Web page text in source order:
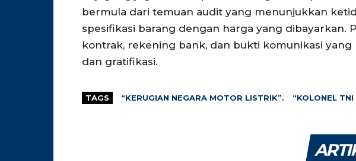
bermula dari temuan audit yang menunjukkan
spesifikasi barang dengan harga yang dibayarkan.
kontrak, rekening bank, dan bukti komunikasi
dan gratifikasi.
TAGS “KERUGIAN NEGARA MOTOR LISTRIK”. “KOLONEL